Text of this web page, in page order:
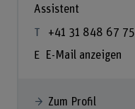
Assistent
+41 31 848 67 75
E-Mail anzeigen
Zum Profil